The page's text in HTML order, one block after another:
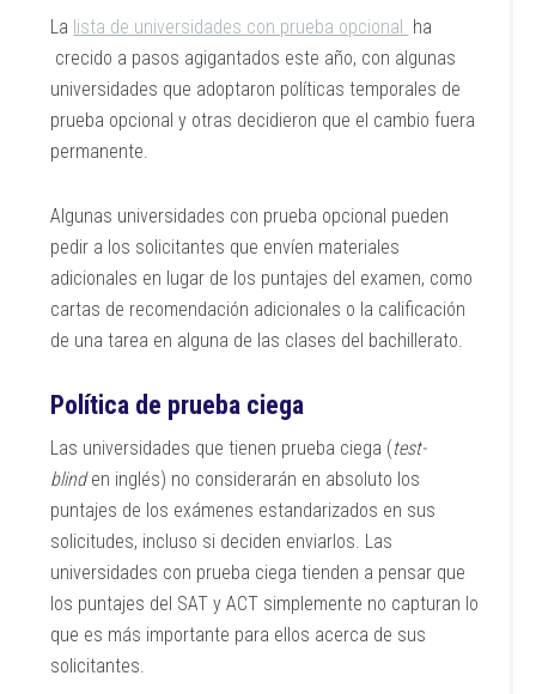
La lista de universidades con prueba opcional ha
crecido a pasos agigantados este año, con algunas
universidades que adoptaron políticas temporales de
prueba opcional y otras decidieron que el cambio fuera
permanente.
Algunas universidades con prueba opcional pueden
pedir a los solicitantes que envíen materiales
adicionales en lugar de los puntajes del examen, como
cartas de recomendación adicionales o la calificación
de una tarea en alguna de las clases del bachillerato.
Política de prueba ciega
Las universidades que tienen prueba ciega (test-
blinden inglés) no considerarán en absoluto los
puntajes de los exámenes estandarizados en sus
solicitudes, incluso si deciden enviarlos. Las
universidades con prueba ciega tienden a pensar que
los puntajes del SAT y ACT simplemente no capturan lo
que es más importante para ellos acerca de sus
solicitantes.